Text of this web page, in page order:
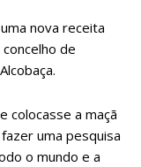
nova receita
de
colocasse a maçã
uma pesquisa
o mundo e a